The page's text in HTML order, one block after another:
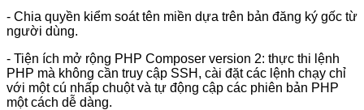
- Chia quyền kiểm soát tên miền dựa trên bản đăng ký gốc từ
người dùng.
- Tiện ích mở rộng PHP Composer version 2: thực thi lệnh
PHP mà không cần truy cập SSH, cài đặt các lệnh chạy chỉ
với một cú nhấp chuột và tự động cập các phiên bản PHP
một cách dễ dàng.